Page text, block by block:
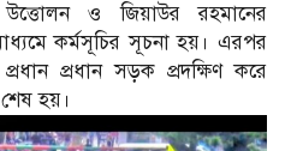
ও জিয়াউর রহমানের
কর্মসূচির সূচনা হয়। এরপর
প্রধান সড়ক প্রদক্ষিণ করে
হয়।